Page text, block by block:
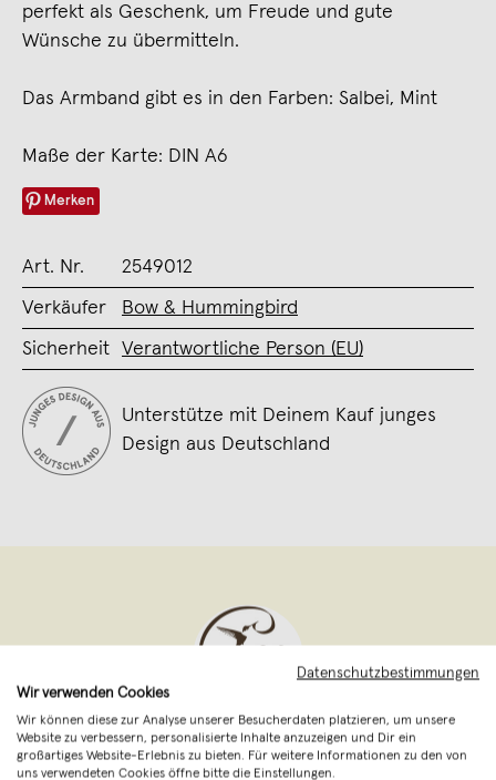
perfekt als Geschenk, um Freude und gute
Wünsche zu übermitteln.
Das Armband gibt es in den Farben: Salbei, Mint
Maße der Karte: DIN A6
Merken
Art. Nr. 2549012
Verkäufer Bow & Hummingbird
Sicherheit Verantwortliche Person (EU)
Unterstütze mit Deinem Kauf junges
Design aus Deutschland
Bow & Hummingbird,Lingen (Ems)
verkauft seit Juni 2014
Datenschutzbestimmungen
Wir verwenden Cookies
Wir können diese zur Analyse unserer Besucherdaten platzieren, um unsere
Website zu verbessern, personalisierte Inhalte anzuzeigen und Dir ein
großartiges Website-Erlebnis zu bieten. Für weitere Informationen zu den von
uns verwendeten Cookies öffne bitte die Einstellungen.